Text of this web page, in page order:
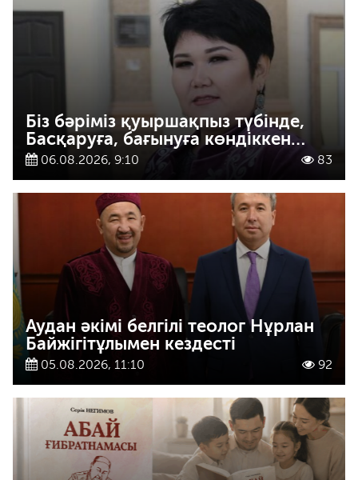
Біз бәріміз қуыршақпыз түбінде,
Басқаруға, бағынуға көндіккен…
06.08.2026, 9:10 83
Аудан әкімі белгілі теолог Нұрлан
Байжігітұлымен кездесті
05.08.2026, 11:10 92